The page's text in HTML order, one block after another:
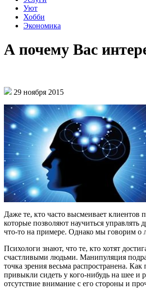
Уют
Хобби
Экономика
А почему Вас
29 ноября 2015
Даже те, кто часто высмеивает
которые позволяют научиться
что-то на примере. Однако мы говорим о
Психологи знают, что те, кто хотят
счастливыми людьми. Манипуляция
точка зрения весьма распространена.
привыкли сидеть у кого-нибудь на шее и
отсутствие внимание с его стороны и